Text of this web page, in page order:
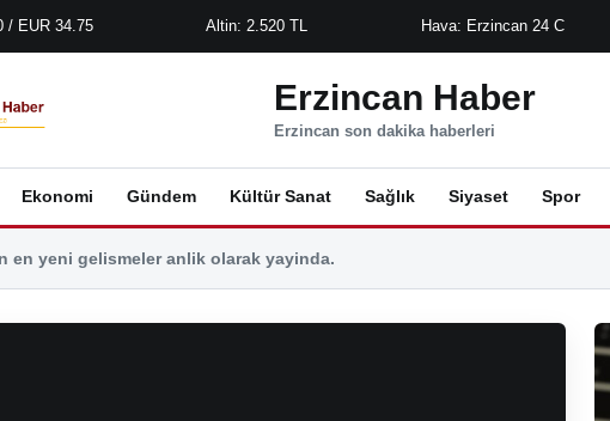
/ EUR 34.75 Altin: 2.520 TL Hava: Erzincan 24 C
Erzincan Haber
Erzincan son dakika haberleri
Ekonomi Gündem Kültür Sanat Sağlık Siyaset Spor
en yeni gelismeler anlik olarak yayinda.